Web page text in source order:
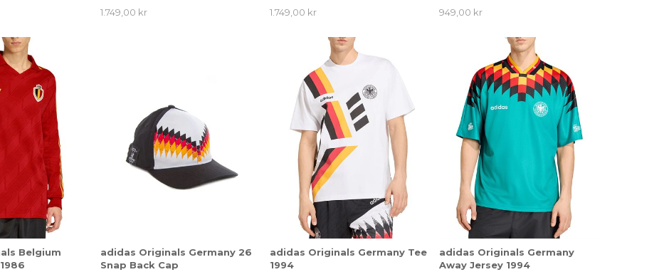
1.749,00 kr
1.749,00 kr
949,00 kr
Belgium
adidas Originals Germany 26
Snap Back Cap
adidas Originals Germany Tee
1994
adidas Originals Germany
Away Jersey 1994